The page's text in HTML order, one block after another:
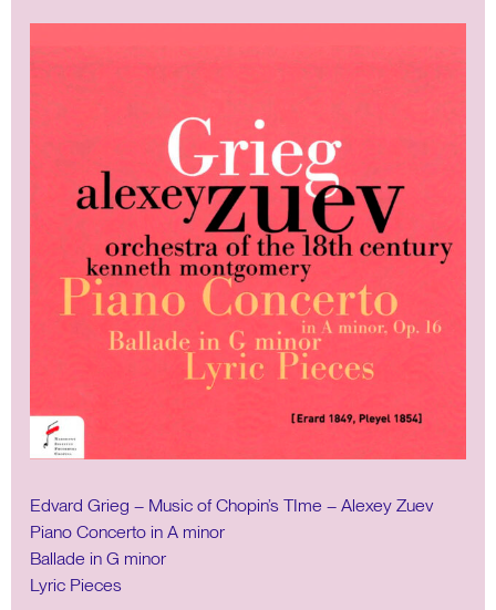
Edvard Grieg – Music of Chopin’s TIme – Alexey Zuev
Piano Concerto in A minor
Ballade in G minor
Lyric Pieces